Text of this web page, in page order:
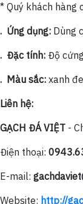
* Quý khách hàng
. Ứng dụng: Dùng
. Đặc tính: Độ
. Màu sắc: xanh
Liên hệ:
GẠCH ĐÁ VIỆT -
Điện thoại:
E-mail:
Website: http://